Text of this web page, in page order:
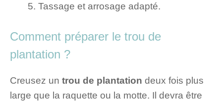
Tassage et arrosage adapté.
Comment préparer le trou de
plantation ?
Creusez un trou de plantation deux fois plus
large que la raquette ou la motte. Il devra être